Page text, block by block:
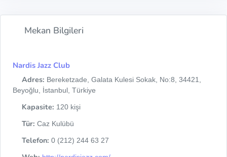
Mekan Bilgileri
Nardis Jazz Club
Adres: Bereketzade, Galata Kulesi Sokak, No:8, 34421,
Beyoğlu, İstanbul, Türkiye
Kapasite: 120 kişi
Tür: Caz Kulübü
Telefon: 0 (212) 244 63 27